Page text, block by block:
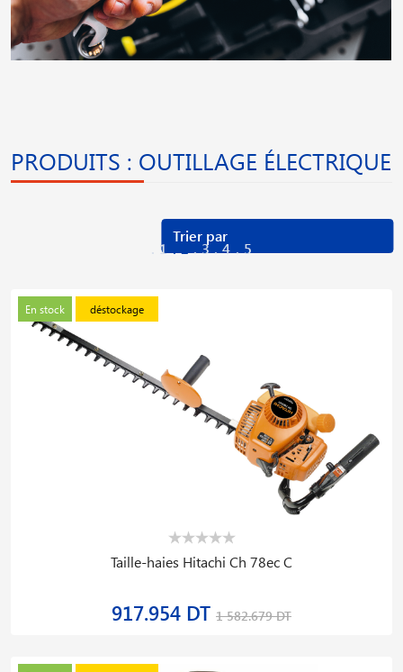
PRODUITS : OUTILLAGE ÉLECTRIQUE
1 2 3 4 5
En stock déstockage
Taille-haies Hitachi Ch 78ec C
917.954 DT 1 582.679 DT